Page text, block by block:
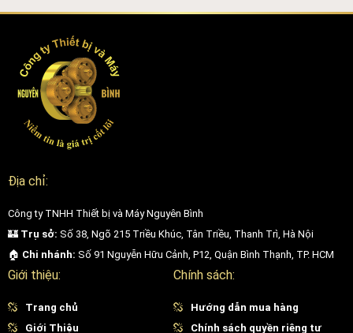
xâm lấn như toning laser, giúp:
Cải thiện độ sáng và đều màu da
Se khít lỗ chân lông
Giảm bã nhờn, kiểm soát dầu
Tăng sinh collagen, làm mịn bề mặt da
màu, thiếu sức sống, hoặc sau điều trị nám để duy trì hiệu quả lâu
dài.
Điều trị viêm nang lông và hỗ trợ mụn ẩn
Địa chỉ:
Công ty TNHH Thiết bị và Máy Nguyên Bình
🏰 Trụ sở: Số 38, Ngõ 215 Triều Khúc, Tân Triều, Thanh Trì, Hà Nội
🏠 Chi nhánh: Số 91 Nguyễn Hữu Cảnh, P12, Quận Bình Thạnh, TP. HCM
Giới thiệu:
Trang chủ
Giới Thiệu
Chính sách:
Hướng dẫn mua hàng
Chính sách quyền riêng tư